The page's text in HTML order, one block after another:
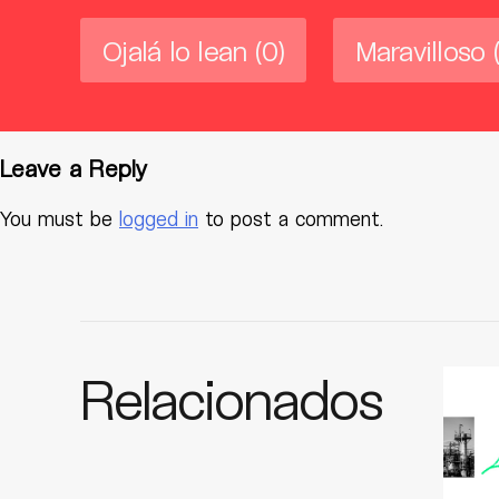
Ojalá lo lean (0) Maravilloso
Leave a Reply
You must be logged in to post a comment.
Relacionados